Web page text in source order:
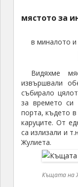
мястото за
в миналото и
Видяхме
извършвали
събирало
за времето си
порта, където
каруците. От
са излизали и
Жулиета.
Къщата на